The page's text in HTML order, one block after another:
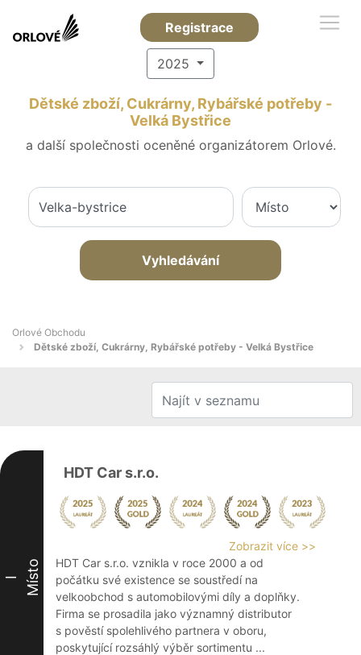
Registrace
2025
Dětské zboží, Cukrárny, Rybářské potřeby -
Velká Bystřice
a další společnosti oceněné organizátorem Orlové.
Vyhledávání
Orlové Obchodu
Dětské zboží, Cukrárny, Rybářské potřeby - Velká Bystřice
I Místo
HDT Car s.r.o.
Zobrazit více >>
HDT Car s.r.o. vznikla v roce 2000 a od
počátku své existence se soustředí na
velkoobchod s automobilovými díly a doplňky.
Firma se prosadila jako významný distributor
s pověstí spolehlivého partnera v oboru,
poskytující rozsáhlý výběr sortimentu ...